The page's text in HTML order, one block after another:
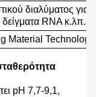
διαλύματος για
RNA κ.λπ.
Material
pH 7,7-9,1,